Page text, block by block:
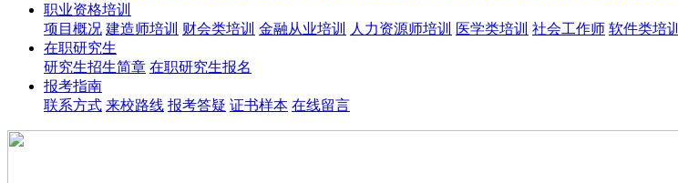
职业资格培训
项目概况 建造师培训 财会类培训 金融从业培训 人力资源师培训 医学类培训 社会工作师 软件类培训
在职研究生
研究生招生简章 在职研究生报名
报考指南
联系方式 来校路线 报考答疑 证书样本 在线留言